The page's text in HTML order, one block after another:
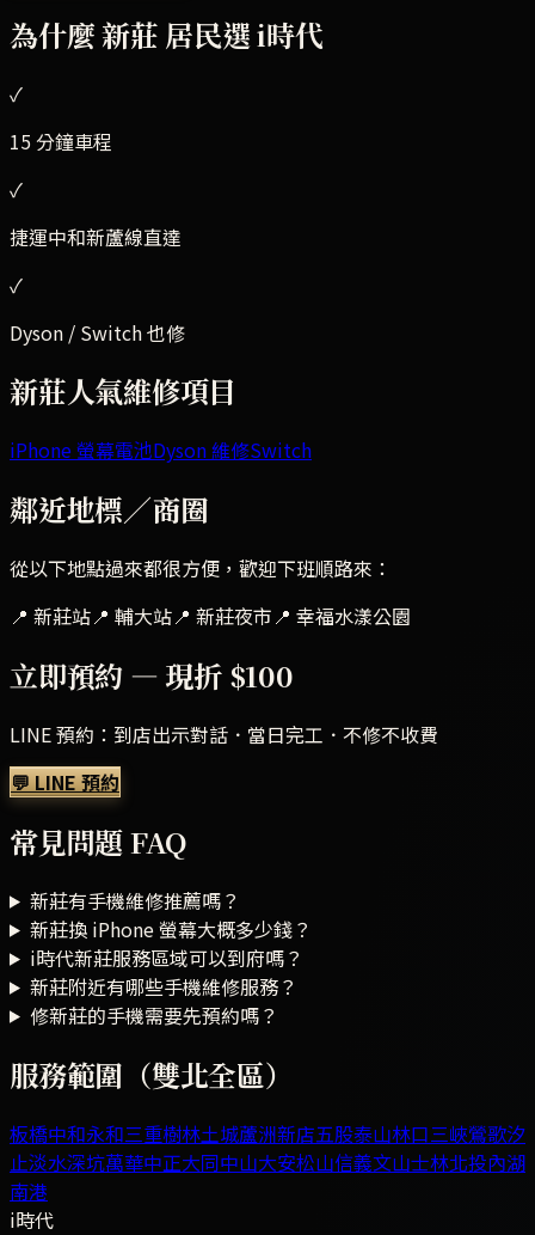
為什麼新莊 居民選 i時代
✓
15 分鐘車程
✓
捷運中和新蘆線直達
✓
Dyson / Switch 也修
新莊人氣維修項目
iPhone 螢幕電池Dyson 維修Switch
鄰近地標／商圈
從以下地點過來都很方便，歡迎下班順路來：
📍 新莊站📍 輔大站📍 新莊夜市📍 幸福水漾公園
立即預約 — 現折 $100
LINE 預約：到店出示對話．當日完工．不修不收費
💬 LINE 預約
常見問題 FAQ
新莊有手機維修推薦嗎？
新莊換 iPhone 螢幕大概多少錢？
i時代新莊服務區域可以到府嗎？
新莊附近有哪些手機維修服務？
修新莊的手機需要先預約嗎？
服務範圍（雙北全區）
板橋中和永和三重樹林土城蘆洲新店五股泰山林口三峽鶯歌汐
止淡水深坑萬華中正大同中山大安松山信義文山士林北投內湖
南港
i時代